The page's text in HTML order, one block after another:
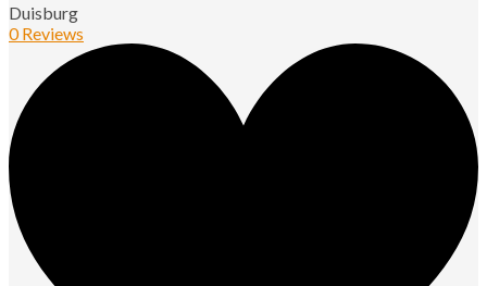
Duisburg
0 Reviews